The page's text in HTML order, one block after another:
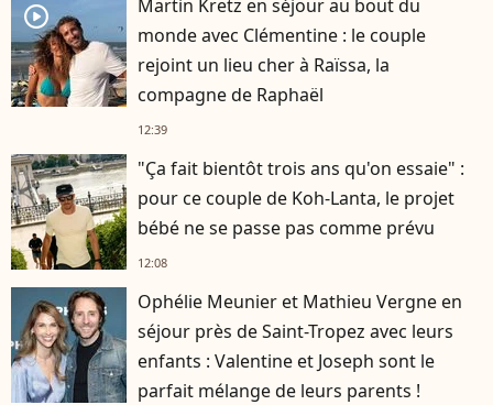
player2
Martin Kretz en séjour au bout du
monde avec Clémentine : le couple
rejoint un lieu cher à Raïssa, la
compagne de Raphaël
12:39
"Ça fait bientôt trois ans qu'on essaie" :
pour ce couple de Koh-Lanta, le projet
bébé ne se passe pas comme prévu
12:08
Ophélie Meunier et Mathieu Vergne en
séjour près de Saint-Tropez avec leurs
enfants : Valentine et Joseph sont le
parfait mélange de leurs parents !